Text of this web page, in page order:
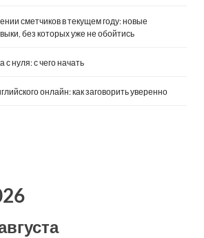
сметчиков в текущем году: новые
без которых уже не обойтись
с нуля: с чего начать
онлайн: как заговорить уверенно